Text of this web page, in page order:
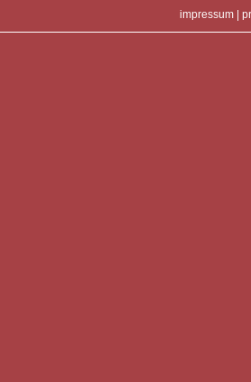
impressum